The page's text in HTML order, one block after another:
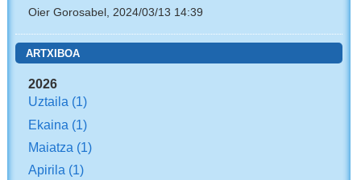
Oier Gorosabel, 2024/03/13 14:39
ARTXIBOA
2026
Uztaila (1)
Ekaina (1)
Maiatza (1)
Apirila (1)